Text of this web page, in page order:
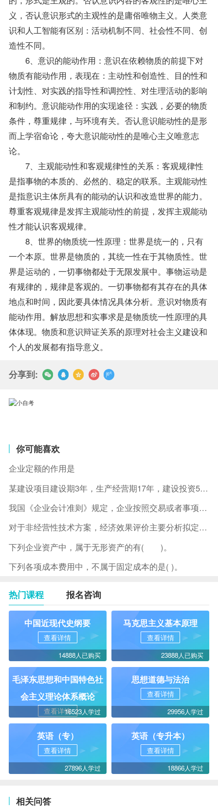
义，否认意识形式的主观性的是庸俗唯物主义。人类意
识和人工智能有区别：活动机制不同、社会性不同、创
造性不同。
6、意识的能动作用：意识在依赖物质的前提下对
物质有能动作用，表现在：主动性和创造性、目的性和
计划性、对实践的指导性和调控性、对生理活动的影响
和制约。意识能动作用的实现途径：实践，必要的物质
条件，尊重规律，与环境有关。否认意识能动性的是形
而上学宿命论，夸大意识能动性的是唯心主义唯意志
论。
7、主观能动性和客观规律性的关系：客观规律性
是指事物的本质的、必然的、稳定的联系。主观能动性
是指意识主体所具有的能动的认识和改造世界的能力。
尊重客观规律是发挥主观能动性的前提，发挥主观能动
性才能认识客观规律。
8、世界的物质统一性原理：世界是统一的，只有
一个本原。世界是物质的，其统一性在于其物质性。世
界是运动的，一切事物都处于无限发展中。事物运动是
有规律的，规律是客观的。一切事物都有其存在的具体
地点和时间，因此要具体情况具体分析。意识对物质有
能动作用。解放思想和实事求是是物质统一性原理的具
体体现。物质和意识辩证关系的原理对社会主义建设和
个人的发展都有指导意义。
分享到:
你可能喜欢
企业定额的作用是
某建设项目建设期3年，生产经营期17年，建设投资5500万元
我国《企业会计准则》规定，企业按照交易或者事项的经济特征确定
对于非经营性技术方案，经济效果评价主要分析拟定方案的( )。
下列企业资产中，属于无形资产的有( )。
下列各项成本费用中，不属于固定成本的是( )。
热门课程 报名咨询
中国近现代史纲要
查看详情
14888人已购买
马克思主义基本原理
查看详情
23888人已购买
毛泽东思想和中国特色社
会主义理论体系概论
查看详情16523人学过
思想道德与法治
查看详情
29956人学过
英语（专）
查看详情
27896人学过
英语（专升本）
查看详情
18866人学过
相关问答